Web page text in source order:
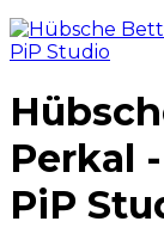
Perkal
PiP